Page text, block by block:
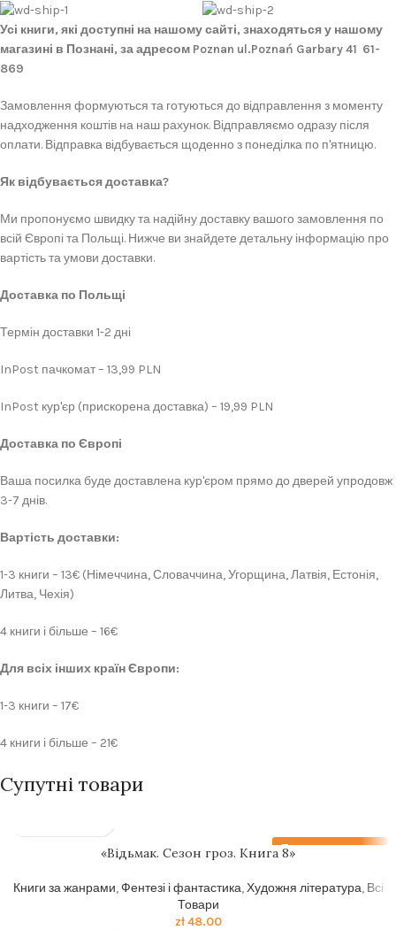
Усі книги, які доступні на нашому сайті, знаходяться у нашому
магазині в Познані, за адресом Poznan ul.Poznań Garbary 41 61-
869
Замовлення формуються та готуються до відправлення з моменту
надходження коштів на наш рахунок. Відправляємо одразу після
оплати. Відправка відбувається щоденно з понеділка по п'ятницю.
Як відбувається доставка?
Ми пропонуємо швидку та надійну доставку вашого замовлення по
всій Європі та Польщі. Нижче ви знайдете детальну інформацію про
вартість та умови доставки.
Доставка по Польщі
Термін доставки 1-2 дні
InPost пачкомат – 13,99 PLN
InPost кур'єр (прискорена доставка) – 19,99 PLN
Доставка по Європі
Ваша посилка буде доставлена кур'єром прямо до дверей упродовж
3-7 днів.
Вартість доставки:
1-3 книги – 13€ (Німеччина, Словаччина, Угорщина, Латвія, Естонія,
Литва, Чехія)
4 книги і більше – 16€
Для всіх інших країн Європи:
1-3 книги – 17€
4 книги і більше – 21€
Супутні товари
Передзамовлення
«Відьмак. Сезон гроз. Книга 8»
Книги за жанрами,Фентезі і фантастика,Художня література, Всі
Товари
zł48.00